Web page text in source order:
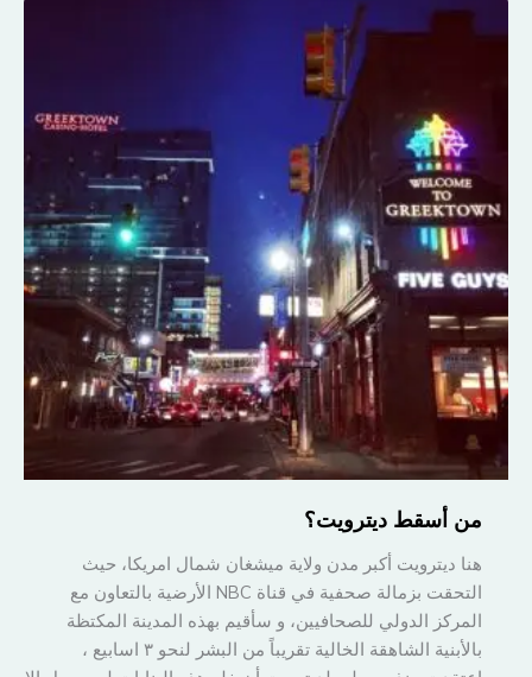
من أسقط ديترويت؟
هنا ديترويت أكبر مدن ولاية ميشغان شمال امريكا، حيث
التحقت بزمالة صحفية في قناة NBC الأرضية بالتعاون مع
المركز الدولي للصحافيين، و سأقيم بهذه المدينة المكتظة
بالأبنية الشاهقة الخالية تقريباً من البشر لنحو ٣ اسابيع ،